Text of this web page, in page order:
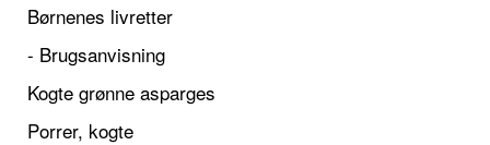
Børnenes livretter
- Brugsanvisning
Kogte grønne asparges
Porrer, kogte